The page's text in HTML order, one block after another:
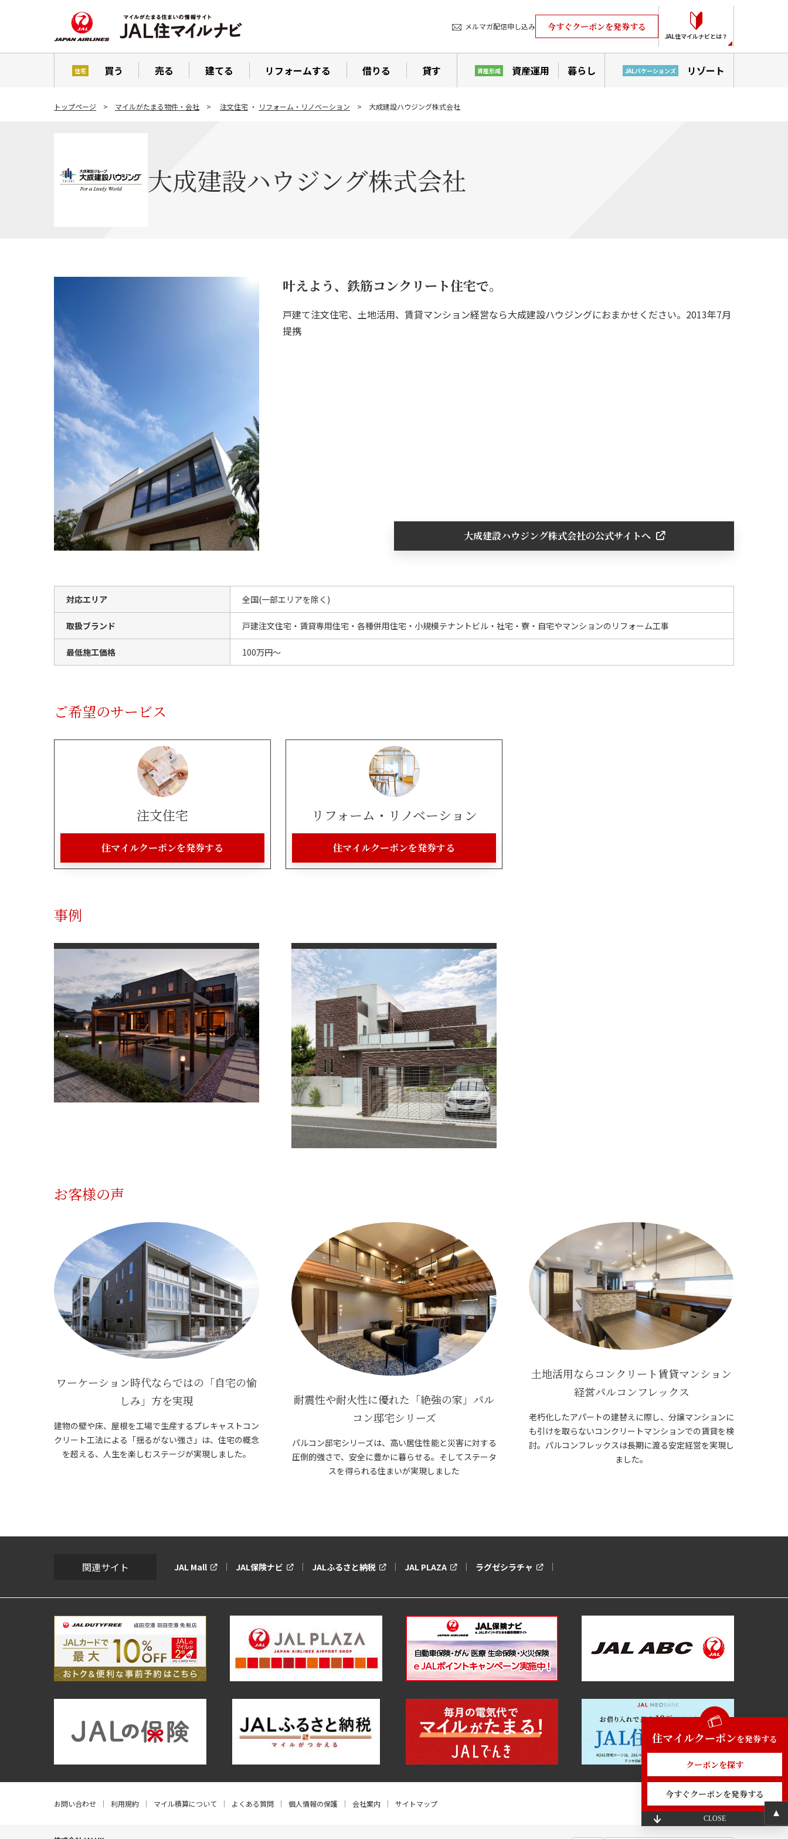
メルマガ配信申し込み 今すぐクーポンを発券する
JAL住マイルナビとは？
住宅 買う 売る 建てる リフォームする 借りる 貸す 資産形成 資産運用 暮らし JALバケーションズ リゾート
トップページ マイルがたまる物件・会社 注文住宅 ・ リフォーム・リノベーション 大成建設ハウジング株式会社
大成建設ハウジング株式会社
叶えよう、鉄筋コンクリート住宅で。
戸建て注文住宅、土地活用、賃貸マンション経営なら大成建設ハウジングにおまかせください。2013年7月
提携
大成建設ハウジング株式会社の公式サイトへ
対応エリア 全国(一部エリアを除く)
取扱ブランド 戸建注文住宅・賃貸専用住宅・各種併用住宅・小規模テナントビル・社宅・寮・自宅やマンションのリフォーム工事
最低施工価格 100万円～
ご希望のサービス
注文住宅
住マイルクーポンを発券する
リフォーム・リノベーション
住マイルクーポンを発券する
事例
お客様の声
ワーケーション時代ならではの「自宅の愉
しみ」方を実現
建物の壁や床、屋根を工場で生産するプレキャストコン
クリート工法による「揺るがない強さ」は、住宅の概念
を超える、人生を楽しむステージが実現しました。
耐震性や耐火性に優れた「絶強の家」パル
コン邸宅シリーズ
パルコン邸宅シリーズは、高い居住性能と災害に対する
圧倒的強さで、安全に豊かに暮らせる。そしてステータ
スを得られる住まいが実現しました
土地活用ならコンクリート賃貸マンション
経営パルコンフレックス
老朽化したアパートの建替えに際し、分譲マンションに
も引けを取らないコンクリートマンションでの賃貸を検
討。パルコンフレックスは長期に渡る安定経営を実現し
ました。
関連サイト JAL Mall JAL保険ナビ JALふるさと納税 JAL PLAZA ラグゼシラチャ
お問い合わせ 利用規約 マイル積算について よくある質問 個人情報の保護 会社案内 サイトマップ
住マイルクーポンを発券する
クーポンを探す
今すぐクーポンを発券する
CLOSE